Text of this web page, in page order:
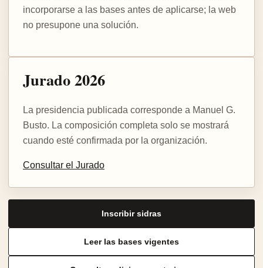
incorporarse a las bases antes de aplicarse; la web
no presupone una solución.
Jurado 2026
La presidencia publicada corresponde a Manuel G.
Busto. La composición completa solo se mostrará
cuando esté confirmada por la organización.
Consultar el Jurado
Inscribir sidras
Leer las bases vigentes